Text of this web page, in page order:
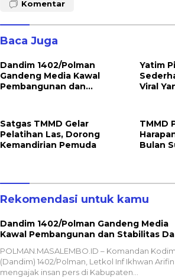
Komentar
Baca Juga
Dandim 1402/Polman
Gandeng Media Kawal
Pembangunan dan
Yatim
Viral
Satgas TMMD Gelar
Pelatihan Las, Dorong
Kemandirian Pemuda
TMMD
Bulan
Rekomendasi untuk kamu
Dandim 1402/Polman Gandeng Media
Kawal Pembangunan dan Stabilitas
POLMAN.MASALEMBO.ID – Komandan
(Dandim) 1402/Polman, Letkol Inf Ikhwan
mengajak insan pers di Kabupaten…